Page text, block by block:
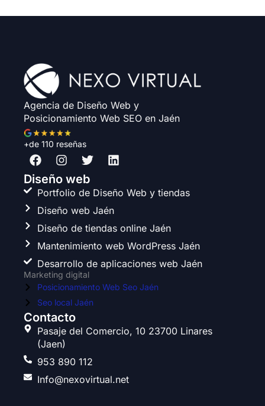
Agencia de Diseño Web y
Posicionamiento Web SEO en Jaén
+de 110 reseñas
F
a
c
e
b
o
o
k
I
n
s
t
a
g
r
a
m
T
w
i
t
t
e
r
L
i
k
e
d
i
n
Diseño web
Portfolio de Diseño Web y tiendas
Diseño web Jaén
Diseño de tiendas online Jaén
Mantenimiento web WordPress Jaén
Desarrollo de aplicaciones web Jaén
Marketing digital
Posicionamiento Web Seo Jaén
Seo local Jaén
Contacto
Pasaje del Comercio, 10 23700 Linares
(Jaen)
953 890 112
Info@nexovirtual.net